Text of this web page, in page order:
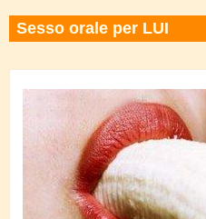
Sesso orale per LUI
sesso_orale.jpg